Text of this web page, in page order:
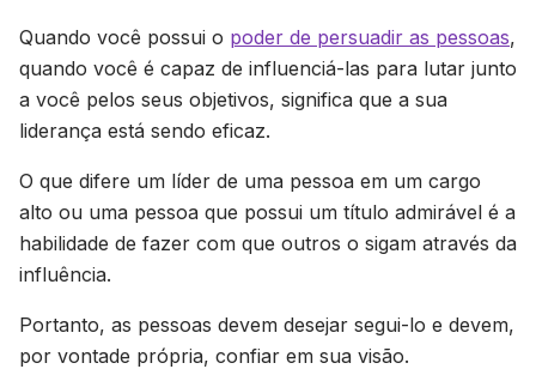
Quando você possui o poder de persuadir as pessoas,
quando você é capaz de influenciá-las para lutar junto
a você pelos seus objetivos, significa que a sua
liderança está sendo eficaz.
O que difere um líder de uma pessoa em um cargo
alto ou uma pessoa que possui um título admirável é a
habilidade de fazer com que outros o sigam através da
influência.
Portanto, as pessoas devem desejar segui-lo e devem,
por vontade própria, confiar em sua visão.